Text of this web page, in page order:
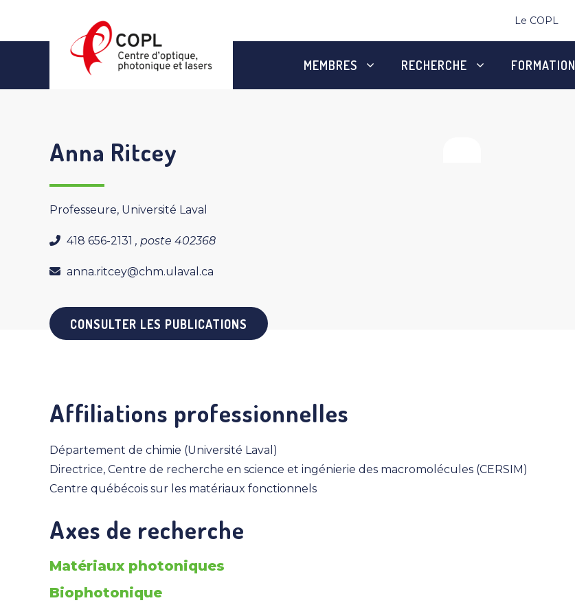
Le COPL
MEMBRES RECHERCHE FORMATION
Anna Ritcey
Professeure, Université Laval
418 656-2131 , poste 402368
anna.ritcey@chm.ulaval.ca
CONSULTER LES PUBLICATIONS
Affiliations professionnelles
Département de chimie (Université Laval)
Directrice, Centre de recherche en science et ingénierie des macromolécules (CERSIM)
Centre québécois sur les matériaux fonctionnels
Axes de recherche
Matériaux photoniques
Biophotonique